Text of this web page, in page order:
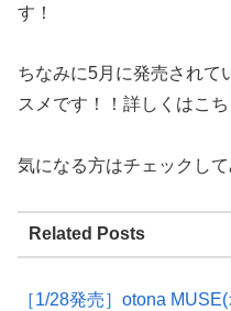
す！
ちなみに5月に発売されて
スメです！！詳しくはこ
気になる方はチェックして
Related Posts
［1/28発売］otona